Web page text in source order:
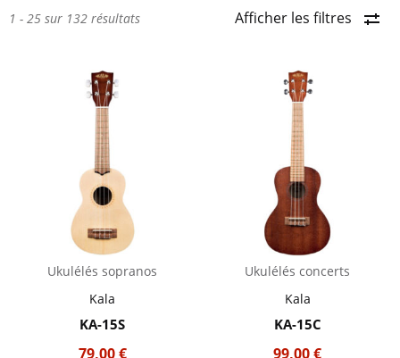
1 - 25 sur 132 résultats Afficher les filtres
Ukulélés sopranos
Kala
KA-15S
79,00€
Ukulélés concerts
Kala
KA-15C
99,00€